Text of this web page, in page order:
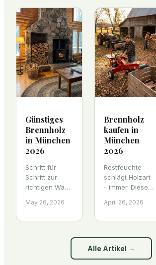
Günstiges
Brennholz
in München
2026
Schritt für
Schritt zur
richtigen Wahl:
Holzart,
Mengeneinheit.
May 26, 2026
Brennholz
kaufen in
München
2026
Restfeuchte
schlägt Holzart
- immer. Dieser
Münchner
Brennholz
richtig kaufen:
April 26, 2026
Alle Artikel →